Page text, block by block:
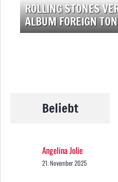
ROLLING STONES
ALBUM FOREIGN
Beliebt
Angelina Jolie
21. November 2025